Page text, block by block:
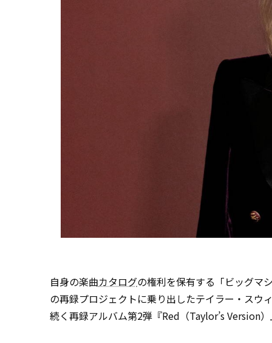
自身の楽曲カタログの権利を保有する「ビッグマ
の再録プロジェクトに乗り出したテイラー・スウ
続く再録アルバム第2弾『Red（Taylor’s Version